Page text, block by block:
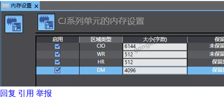
回复 引用 举报